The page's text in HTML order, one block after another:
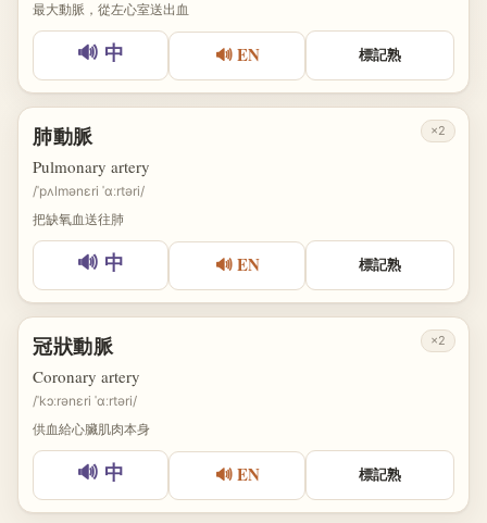
最大動脈，從左心室送出血
🔊 中 🔊 EN 標記熟
×2
肺動脈
Pulmonary artery
/ˈpʌlmənɛri ˈɑːrtəri/
把缺氧血送往肺
🔊 中 🔊 EN 標記熟
×2
冠狀動脈
Coronary artery
/ˈkɔːrənɛri ˈɑːrtəri/
供血給心臟肌肉本身
🔊 中 🔊 EN 標記熟